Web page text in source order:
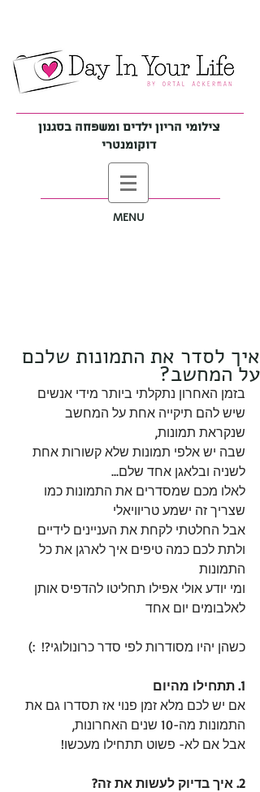
צילומי הריון ילדים ומשפחה בסגנון
דוקומנטרי
MENU
איך לסדר את התמונות שלכם
על המחשב?
בזמן האחרון נתקלתי ביותר מידי אנשים
שיש להם תיקייה אחת על המחשב
שנקראת תמונות,
שבה יש אלפי תמונות שלא קשורות אחת
לשניה ובלאגן אחד שלם...
לאלו מכם שמסדרים את התמונות כמו
שצריך זה ישמע טריוויאלי
אבל החלטתי לקחת את העניינים לידיים
ולתת לכם כמה טיפים איך לארגן את כל
התמונות
ומי יודע אולי אפילו תחליטו להדפיס אותן
לאלבומים יום אחד
כשהן יהיו מסודרות לפי סדר כרונולוגי?!  :)
1. תתחילו מהיום
אם יש לכם מלא זמן פנוי אז תסדרו גם את
התמונות מה-10 שנים האחרונות,
אבל אם לא- פשוט תתחילו מעכשו!
2. איך בדיוק לעשות את זה?